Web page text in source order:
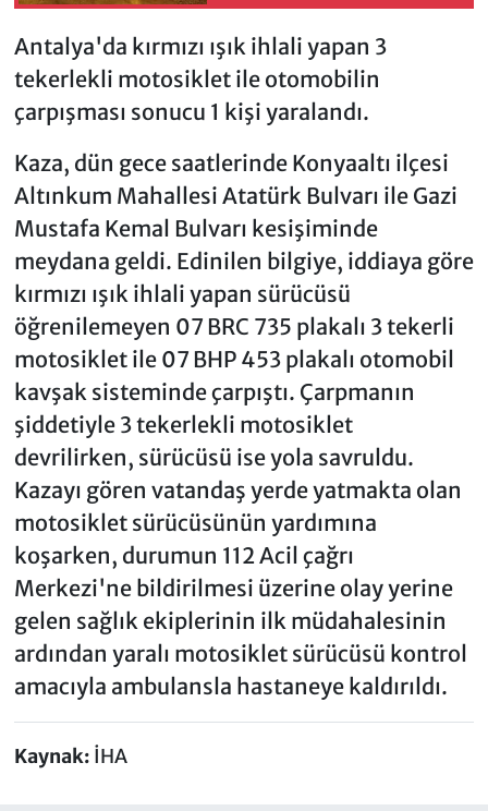
Antalya'da kırmızı ışık ihlali yapan 3
tekerlekli motosiklet ile otomobilin
çarpışması sonucu 1 kişi yaralandı.
Kaza, dün gece saatlerinde Konyaaltı ilçesi
Altınkum Mahallesi Atatürk Bulvarı ile Gazi
Mustafa Kemal Bulvarı kesişiminde
meydana geldi. Edinilen bilgiye, iddiaya göre
kırmızı ışık ihlali yapan sürücüsü
öğrenilemeyen 07 BRC 735 plakalı 3 tekerli
motosiklet ile 07 BHP 453 plakalı otomobil
kavşak sisteminde çarpıştı. Çarpmanın
şiddetiyle 3 tekerlekli motosiklet
devrilirken, sürücüsü ise yola savruldu.
Kazayı gören vatandaş yerde yatmakta olan
motosiklet sürücüsünün yardımına
koşarken, durumun 112 Acil çağrı
Merkezi'ne bildirilmesi üzerine olay yerine
gelen sağlık ekiplerinin ilk müdahalesinin
ardından yaralı motosiklet sürücüsü kontrol
amacıyla ambulansla hastaneye kaldırıldı.
Kaynak: İHA